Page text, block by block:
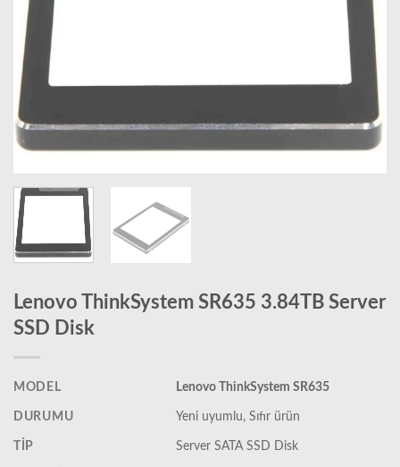
Lenovo ThinkSystem SR635 3.84TB Server
SSD Disk
MODEL Lenovo ThinkSystem SR635
DURUMU ‎Yeni uyumlu, Sıfır ürün
TIP Server SATA SSD Disk